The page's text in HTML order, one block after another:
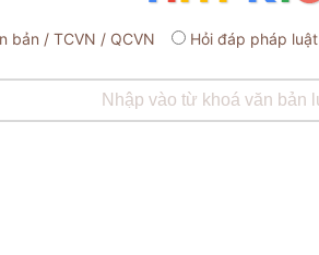
bản / TCVN / QCVN Hỏi đáp pháp luật